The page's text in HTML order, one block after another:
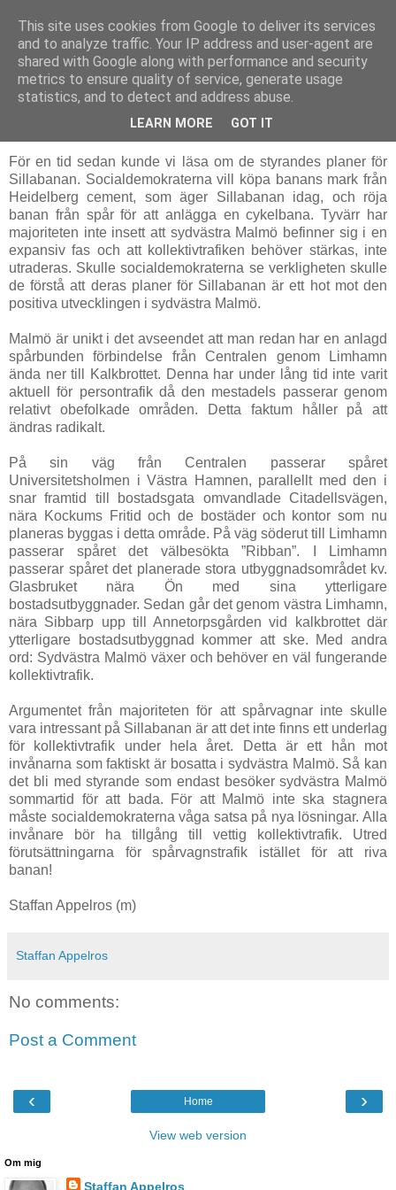
Staffan Appelros
Jun 27, 2007
Sillabanans överlevnad
För en tid sedan kunde vi läsa om de styrandes planer för
Sillabanan. Socialdemokraterna vill köpa banans mark från
Heidelberg cement, som äger Sillabanan idag, och röja
banan från spår för att anlägga en cykelbana. Tyvärr har
majoriteten inte insett att sydvästra Malmö befinner sig i en
expansiv fas och att kollektivtrafiken behöver stärkas, inte
utraderas. Skulle socialdemokraterna se verkligheten skulle
de förstå att deras planer för Sillabanan är ett hot mot den
positiva utvecklingen i sydvästra Malmö.
Malmö är unikt i det avseendet att man redan har en anlagd
spårbunden förbindelse från Centralen genom Limhamn
ända ner till Kalkbrottet. Denna har under lång tid inte varit
aktuell för persontrafik då den mestadels passerar genom
relativt obefolkade områden. Detta faktum håller på att
ändras radikalt.
På sin väg från Centralen passerar spåret
Universitetsholmen i Västra Hamnen, parallellt med den i
snar framtid till bostadsgata omvandlade Citadellsvägen,
nära Kockums Fritid och de bostäder och kontor som nu
planeras byggas i detta område. På väg söderut till Limhamn
passerar spåret det välbesökta ”Ribban”. I Limhamn
passerar spåret det planerade stora utbyggnadsområdet kv.
Glasbruket nära Ön med sina ytterligare
bostadsutbyggnader. Sedan går det genom västra Limhamn,
nära Sibbarp upp till Annetorpsgården vid kalkbrottet där
ytterligare bostadsutbyggnad kommer att ske. Med andra
ord: Sydvästra Malmö växer och behöver en väl fungerande
kollektivtrafik.
Argumentet från majoriteten för att spårvagnar inte skulle
vara intressant på Sillabanan är att det inte finns ett underlag
för kollektivtrafik under hela året. Detta är ett hån mot
invånarna som faktiskt är bosatta i sydvästra Malmö. Så kan
det bli med styrande som endast besöker sydvästra Malmö
sommartid för att bada. För att Malmö inte ska stagnera
måste socialdemokraterna våga satsa på nya lösningar. Alla
invånare bör ha tillgång till vettig kollektivtrafik. Utred
förutsättningarna för spårvagnstrafik istället för att riva
banan!
Staffan Appelros (m)
Staffan Appelros
No comments:
Post a Comment
‹ ›
Home
View web version
Om mig
Staffan Appelros
This site uses cookies from Google to deliver its services
and to analyze traffic. Your IP address and user-agent are
shared with Google along with performance and security
metrics to ensure quality of service, generate usage
statistics, and to detect and address abuse.
LEARN MORE GOT IT